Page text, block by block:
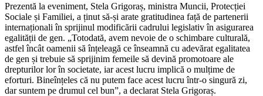
Prezentă la eveniment, Stela Grigoraș, ministra Muncii, Protecției
Sociale și Fa­miliei, a ținut să-și arate gratitudinea față de partenerii
internaționali în sprijinul modificării cadrului legislativ în asigura­rea
egalității de gen. „Totodată, avem ne­voie de o schimbare culturală,
astfel încât oamenii să înțeleagă ce înseamnă cu ade­vărat egalitatea
de gen și trebuie să spri­jinim femeile să devină promotoare ale
drepturilor lor în societate, iar acest lucru implică o mulțime de
eforturi. Bineînțeles că nu putem face acest lucru într-o singu­ră zi,
dar suntem pe drumul cel bun”, a declarat Stela Grigoraș.